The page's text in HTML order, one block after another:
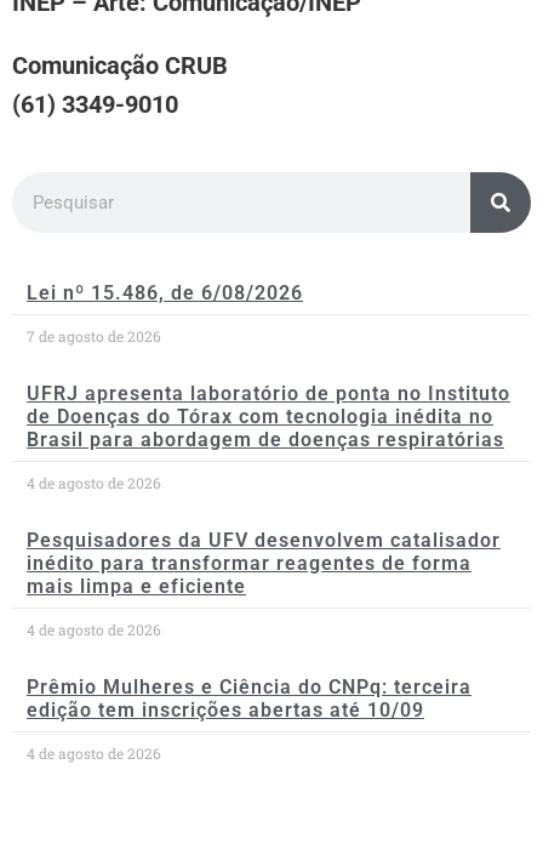
Comunicação CRUB
(61) 3349-9010
Lei nº 15.486, de 6/08/2026
7 de agosto de 2026
UFRJ apresenta laboratório de ponta no Instituto
de Doenças do Tórax com tecnologia inédita no
Brasil para abordagem de doenças respiratórias
4 de agosto de 2026
Pesquisadores da UFV desenvolvem catalisador
inédito para transformar reagentes de forma
mais limpa e eficiente
4 de agosto de 2026
Prêmio Mulheres e Ciência do CNPq: terceira
edição tem inscrições abertas até 10/09
4 de agosto de 2026